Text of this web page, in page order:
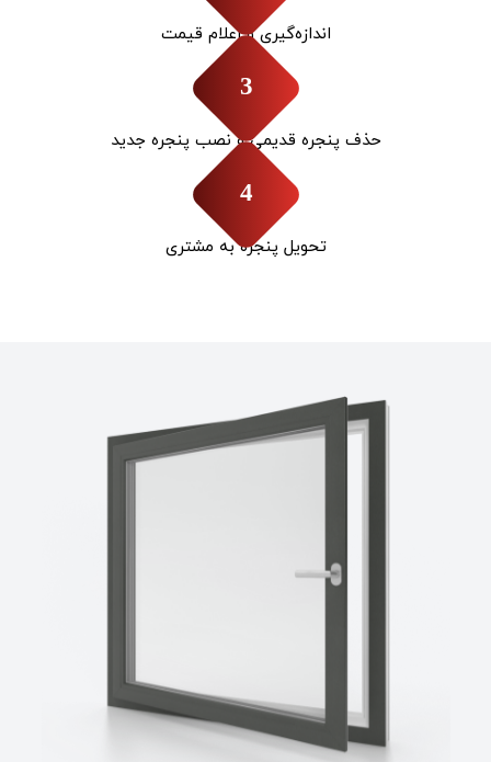
اندازه‌گیری و اعلام قیمت
3
حذف پنجره قدیمی و نصب پنجره جدید
4
تحویل پنجره به مشتری